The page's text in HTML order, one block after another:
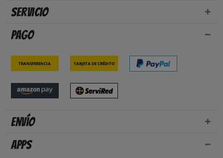
Servicio
Pago
Transferencia Tarjeta de crédito
Envío
Apps